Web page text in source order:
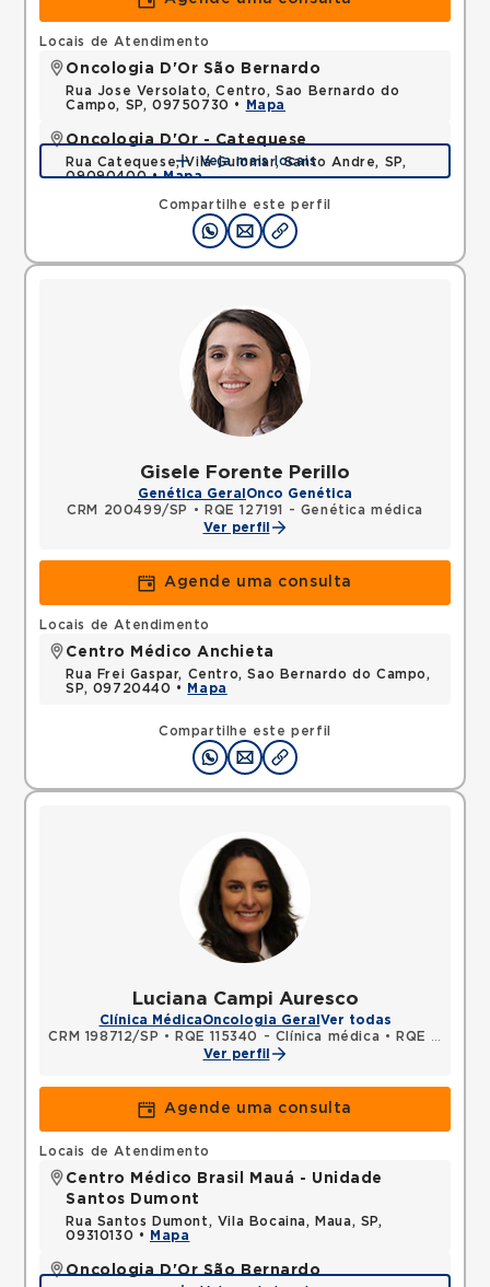
Compartilhe este perfil
Locais de Atendimento
Oncologia D'Or São Bernardo
Rua Jose Versolato, Centro, Sao Bernardo do
Campo, SP, 09750730 •
Mapa
Oncologia D'Or - Catequese
Rua Catequese, Vila Guiomar, Santo Andre, SP,
09090400 •Mapa
Veja mais locais
Gisele Forente Perillo
Genética Geral Onco Genética
CRM 200499/SP
•
RQE 127191 - Genética médica
Ver perfil
Agende uma consulta
Compartilhe este perfil
Locais de Atendimento
Centro Médico Anchieta
Rua Frei Gaspar, Centro, Sao Bernardo do Campo,
SP, 09720440 •
Mapa
Luciana Campi Auresco
Clínica MédicaOncologia Geral Ver todas
CRM 198712/SP • RQE 115340 - Clínica médica •
RQE 141699 - Oncologia clínica
Ver perfil
Agende uma consulta
Locais de Atendimento
Centro Médico Brasil Mauá - Unidade
Santos Dumont
Rua Santos Dumont, Vila Bocaina, Maua, SP,
09310130 •
Mapa
Oncologia D'Or São Bernardo